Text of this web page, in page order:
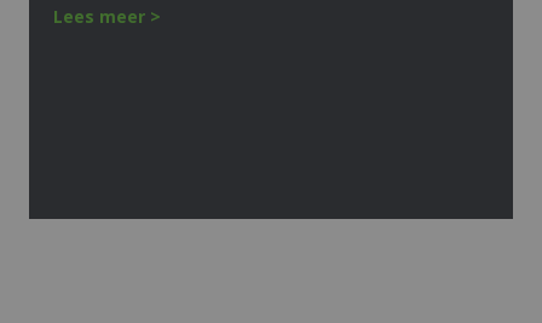
Lees meer >